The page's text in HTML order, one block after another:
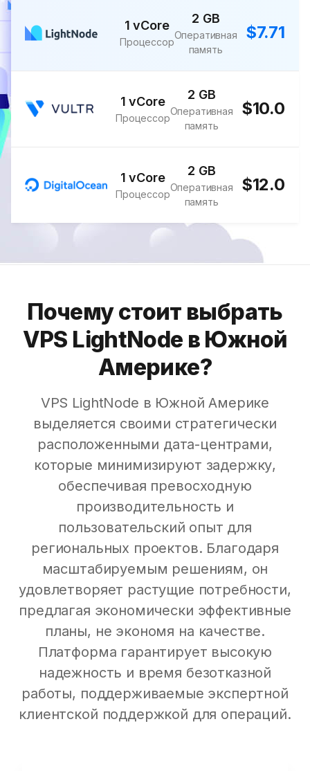
1 vCore
Процессор
2 GB
Оперативная
память
$7.71
1 vCore
Процессор
2 GB
Оперативная
память
$10.0
1 vCore
Процессор
2 GB
Оперативная
память
$12.0
Почему стоит выбрать
VPS LightNode в Южной
Америке?
VPS LightNode в Южной Америке
выделяется своими стратегически
расположенными дата-центрами,
которые минимизируют задержку,
обеспечивая превосходную
производительность и
пользовательский опыт для
региональных проектов. Благодаря
масштабируемым решениям, он
удовлетворяет растущие потребности,
предлагая экономически эффективные
планы, не экономя на качестве.
Платформа гарантирует высокую
надежность и время безотказной
работы, поддерживаемые экспертной
клиентской поддержкой для операций.